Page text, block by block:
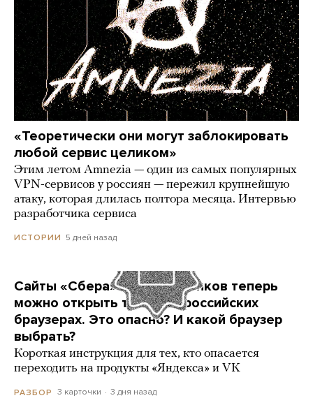
«Теоретически они могут заблокировать
любой сервис целиком»
Этим летом Amnezia — один из самых популярных
VPN-сервисов у россиян — пережил крупнейшую
атаку, которая длилась полтора месяца. Интервью
разработчика сервиса
ИСТОРИИ 5 дней назад
Сайты «Сбера» и других банков теперь
можно открыть только в российских
браузерах. Это опасно? И какой браузер
выбрать?
Короткая инструкция для тех, кто опасается
переходить на продукты «Яндекса» и VK
РАЗБОР 3 карточки 3 дня назад